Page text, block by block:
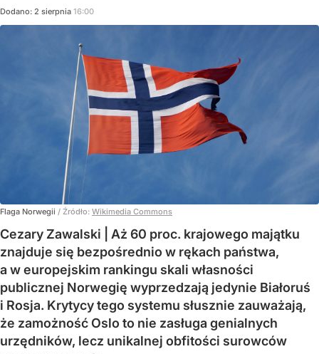
Dodano: 2 sierpnia 16:00
Flaga Norwegii / Źródło: Wikimedia Commons
Cezary Zawalski | Aż 60 proc. krajowego majątku
znajduje się bezpośrednio w rękach państwa,
a w europejskim rankingu skali własności
publicznej Norwegię wyprzedzają jedynie Białoruś
i Rosja. Krytycy tego systemu słusznie zauważają,
że zamożność Oslo to nie zasługa genialnych
urzędników, lecz unikalnej obfitości surowców